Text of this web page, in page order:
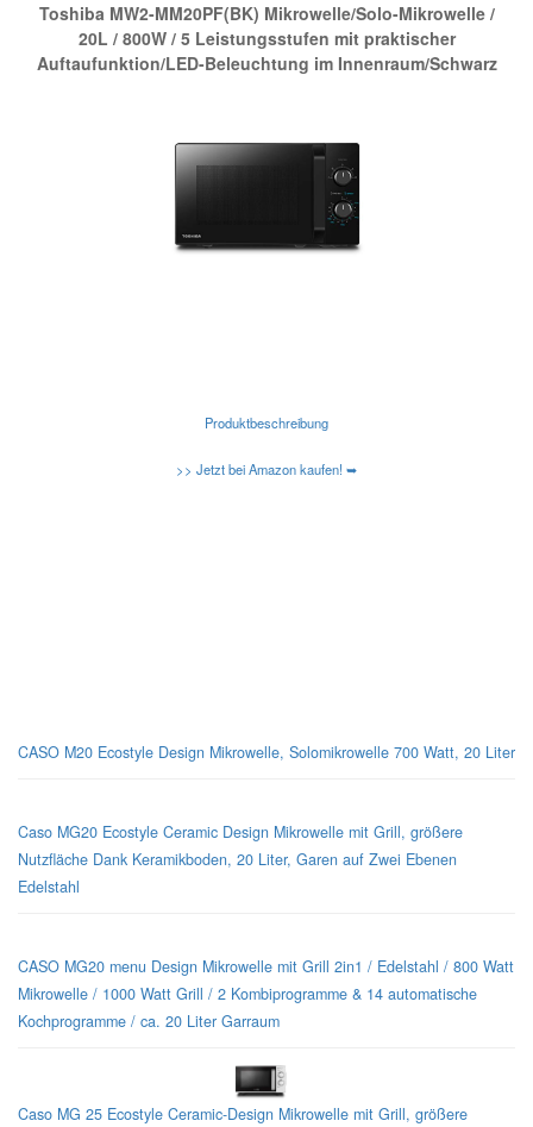
Toshiba MW2-MM20PF(BK) Mikrowelle/Solo-Mikrowelle /
20L / 800W / 5 Leistungsstufen mit praktischer
Auftaufunktion/LED-Beleuchtung im Innenraum/Schwarz
Produktbeschreibung
>> Jetzt bei Amazon kaufen! ➥
CASO M20 Ecostyle Design Mikrowelle, Solomikrowelle 700 Watt, 20 Liter
Caso MG20 Ecostyle Ceramic Design Mikrowelle mit Grill, größere
Nutzfläche Dank Keramikboden, 20 Liter, Garen auf Zwei Ebenen
Edelstahl
CASO MG20 menu Design Mikrowelle mit Grill 2in1 / Edelstahl / 800 Watt
Mikrowelle / 1000 Watt Grill / 2 Kombiprogramme & 14 automatische
Kochprogramme / ca. 20 Liter Garraum
Caso MG 25 Ecostyle Ceramic-Design Mikrowelle mit Grill, größere